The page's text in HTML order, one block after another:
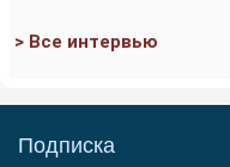
> Все интервью
Подписка